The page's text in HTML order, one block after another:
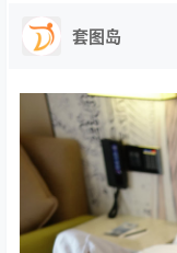
套图岛